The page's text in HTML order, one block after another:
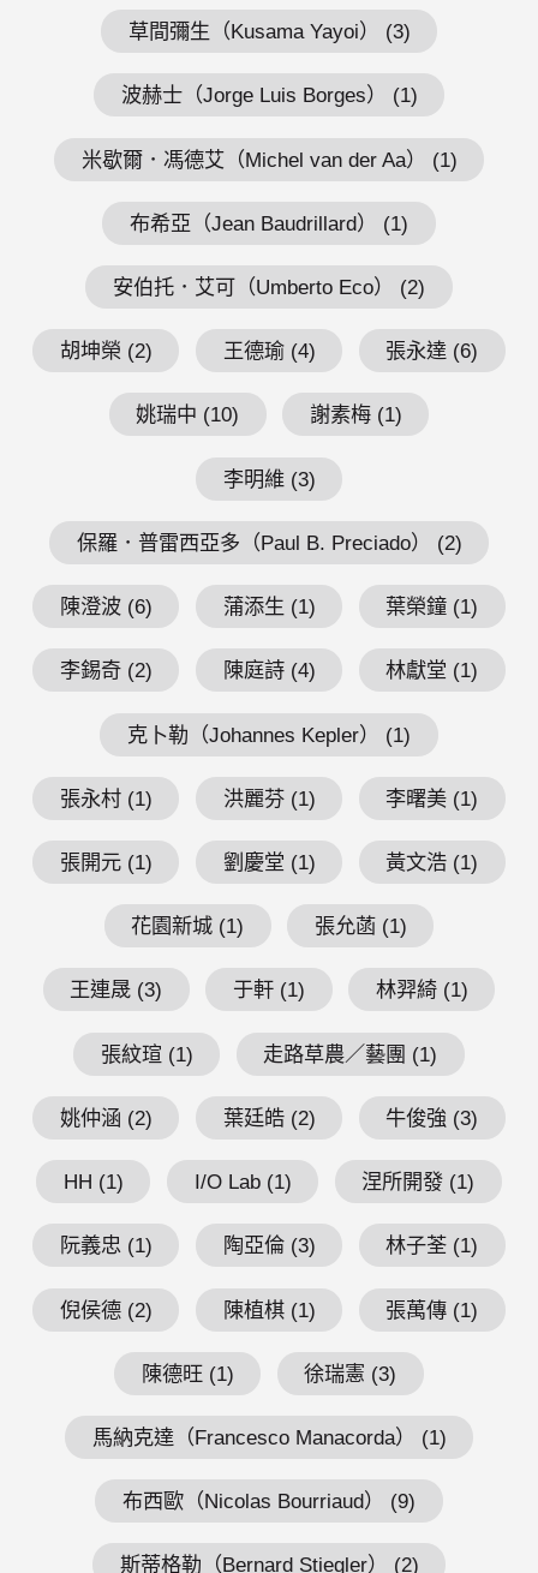
草間彌生（Kusama Yayoi） (3)
波赫士（Jorge Luis Borges） (1)
米歇爾．馮德艾（Michel van der Aa） (1)
布希亞（Jean Baudrillard） (1)
安伯托．艾可（Umberto Eco） (2)
胡坤榮 (2) 王德瑜 (4) 張永達 (6)
姚瑞中 (10) 謝素梅 (1)
李明維 (3)
保羅．普雷西亞多（Paul B. Preciado） (2)
陳澄波 (6) 蒲添生 (1) 葉榮鐘 (1)
李錫奇 (2) 陳庭詩 (4) 林獻堂 (1)
克卜勒（Johannes Kepler） (1)
張永村 (1) 洪麗芬 (1) 李曙美 (1)
張開元 (1) 劉慶堂 (1) 黃文浩 (1)
花園新城 (1) 張允菡 (1)
王連晟 (3) 于軒 (1) 林羿綺 (1)
張紋瑄 (1) 走路草農／藝團 (1)
姚仲涵 (2) 葉廷皓 (2) 牛俊強 (3)
HH (1) I/O Lab (1) 涅所開發 (1)
阮義忠 (1) 陶亞倫 (3) 林子荃 (1)
倪侯德 (2) 陳植棋 (1) 張萬傳 (1)
陳德旺 (1) 徐瑞憲 (3)
馬納克達（Francesco Manacorda） (1)
布西歐（Nicolas Bourriaud） (9)
斯蒂格勒（Bernard Stiegler） (2)